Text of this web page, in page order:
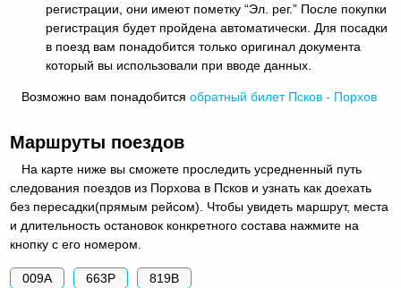
регистрации, они имеют пометку “Эл. рег.” После покупки
регистрация будет пройдена автоматически. Для посадки
в поезд вам понадобится только оригинал документа
который вы использовали при вводе данных.
Возможно вам понадобитсяобратный билет Псков - Порхов
Маршруты поездов
На карте ниже вы сможете проследить усредненный путь
следования поездов из Порхова в Псков и узнать как доехать
без пересадки(прямым рейсом). Чтобы увидеть маршрут, места
и длительность остановок конкретного состава нажмите на
кнопку с его номером.
009А 663Р 819В